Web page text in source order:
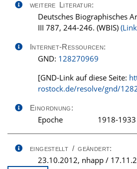
weitere Literatur:
Deutsches Biographisches
III 787, 244-246. (WBIS)
Internet-Ressourcen:
GND: 128270969
[GND-Link auf diese Seite:
rostock.de/resolve/gnd/
Einordnung:
Epoche 1918-1933
eingestellt / geändert:
23.10.2012, nhapp /